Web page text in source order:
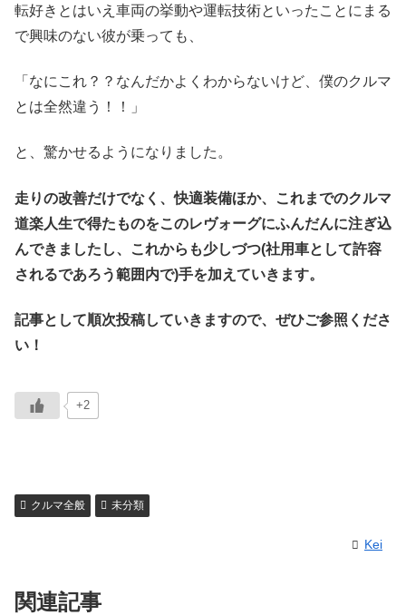
転好きとはいえ車両の挙動や運転技術といったことにまる
で興味のない彼が乗っても、
「なにこれ？？なんだかよくわからないけど、僕のクルマ
とは全然違う！！」
と、驚かせるようになりました。
走りの改善だけでなく、快適装備ほか、これまでのクルマ
道楽人生で得たものをこのレヴォーグにふんだんに注ぎ込
んできましたし、これからも少しづつ(社用車として許容
されるであろう範囲内で)手を加えていきます。
記事として順次投稿していきますので、ぜひご参照くださ
い！
+2
クルマ全般 未分類
Kei
関連記事